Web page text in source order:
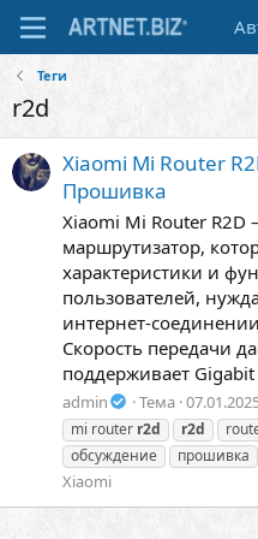
Теги
r2d
Xiaomi Mi Router
Прошивка
Xiaomi Mi Router
маршрутизатор,
характеристики и
пользователей,
интернет-
Скорость передачи
поддерживает Gigabit
admin Тема
mi router r2d r2d
обсуждение
прошивка
Xiaomi